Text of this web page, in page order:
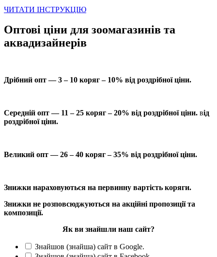
ЧИТАТИ ІНСТРУКЦІЮ
Оптові ціни для зоомагазинів та
аквадизайнерів
Дрібний опт — 3 – 10 коряг – 10% від роздрібної ціни.
Середній опт — 11 – 25 коряг – 20% від роздрібної ціни. від
роздрібної ціни.
Великий опт — 26 – 40 коряг – 35% від роздрібної ціни.
Знижки нараховуються на первинну вартість коряги.
Знижки не розповсюджуються на акційні пропозиції та
композиції.
Як ви знайшли наш сайт?
Знайшов (знайша) сайт в Google.